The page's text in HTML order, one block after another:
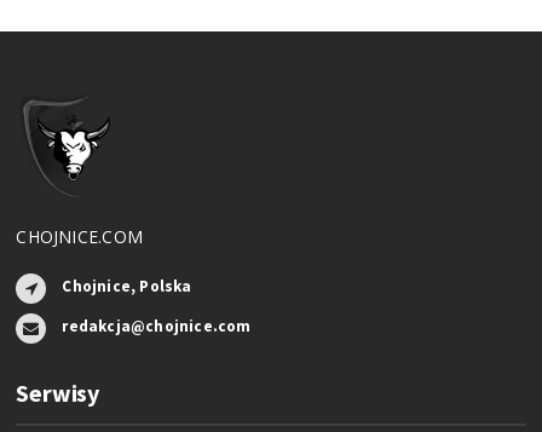
CHOJNICE.COM
Chojnice, Polska
redakcja@chojnice.com
Serwisy